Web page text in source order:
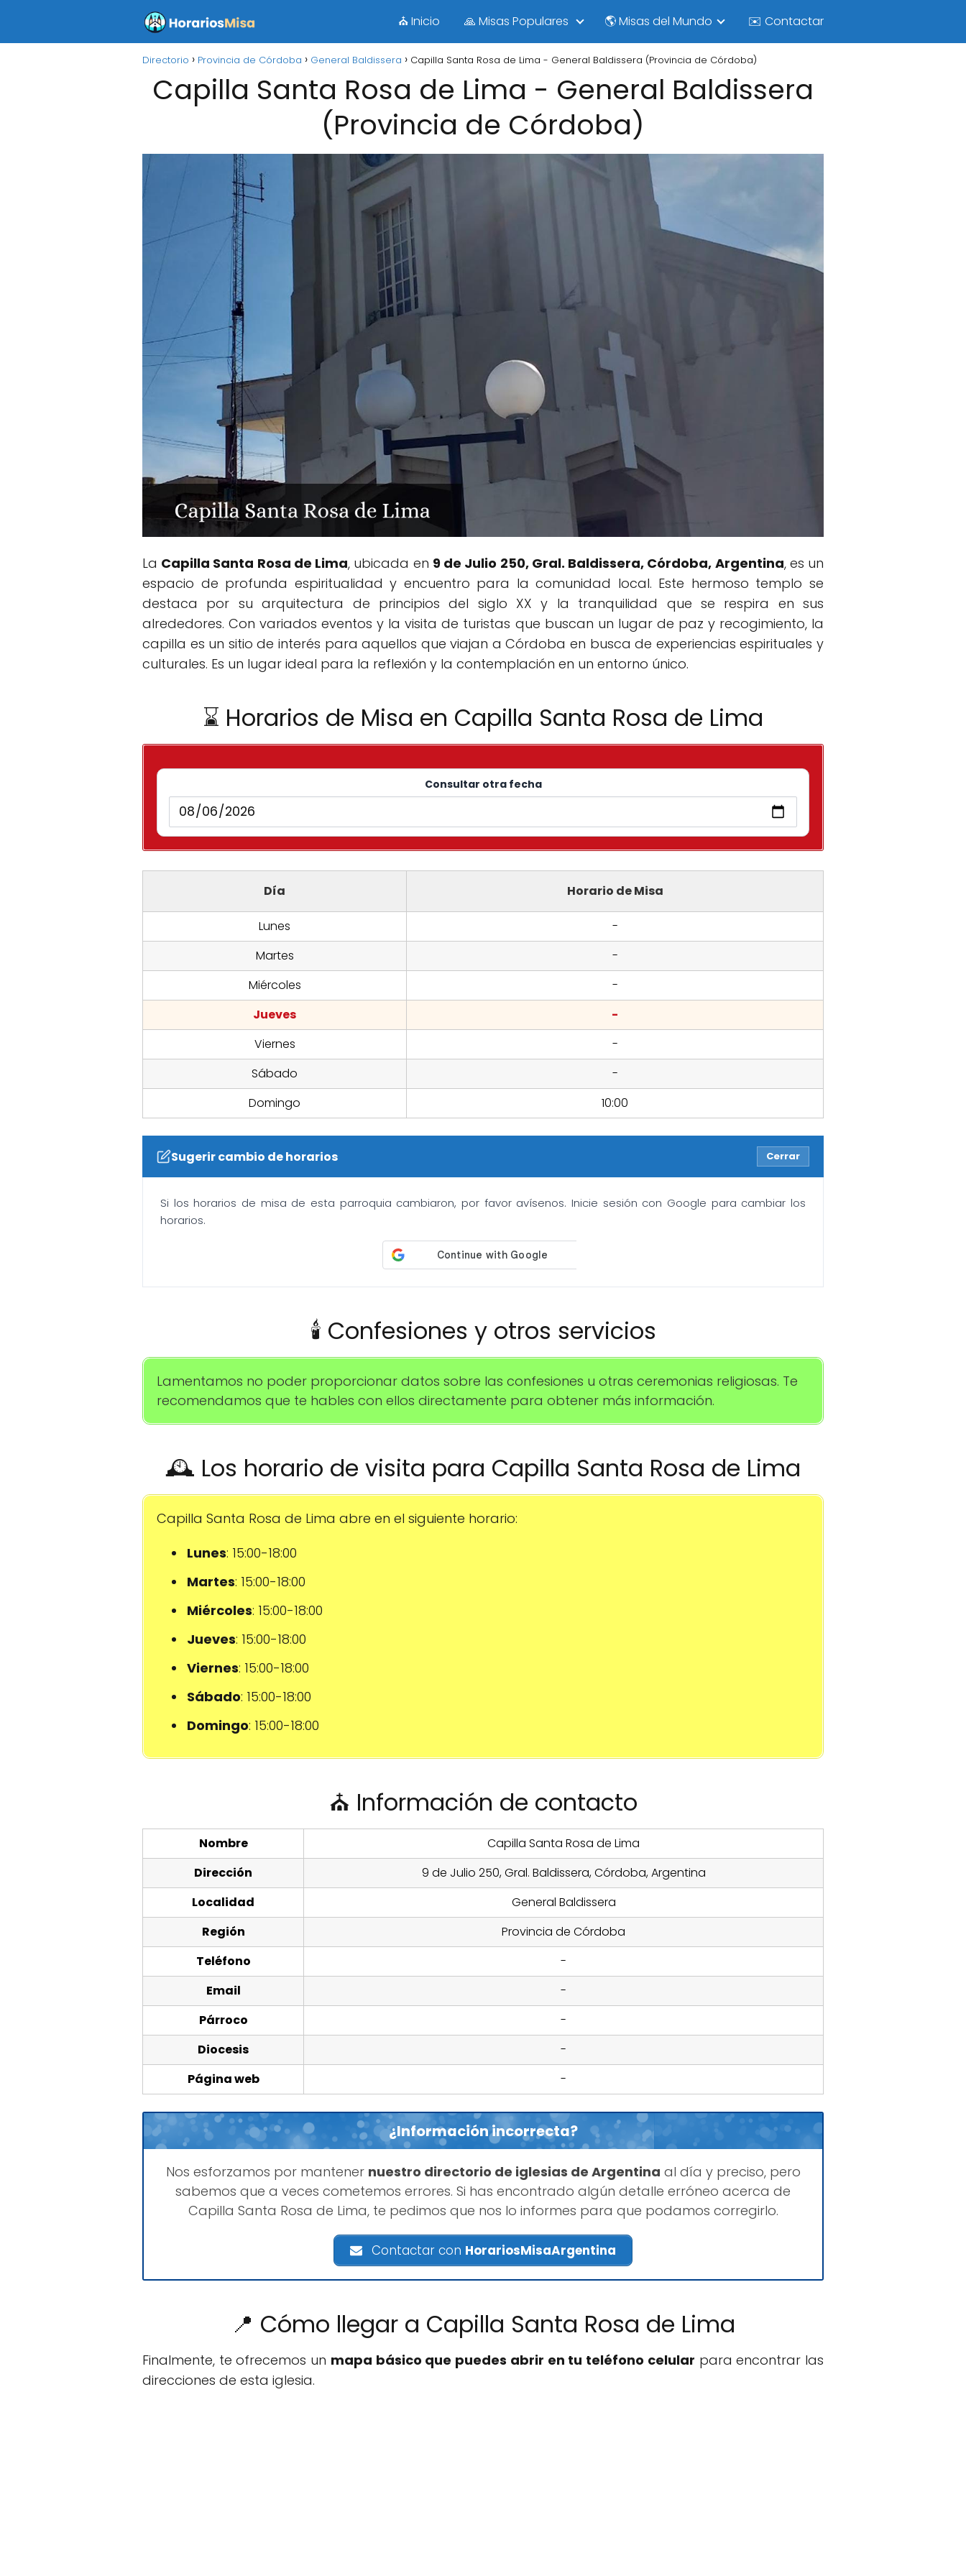
⛪ Inicio 🙏 Misas Populares 🌎 Misas del Mundo ✉️ Contactar
Directorio Provincia de Córdoba General Baldissera Capilla Santa Rosa de Lima - General Baldissera (Provincia de Córdoba)
Capilla Santa Rosa de Lima - General Baldissera
(Provincia de Córdoba)
La Capilla Santa Rosa de Lima, ubicada en 9 de Julio 250, Gral. Baldissera, Córdoba, Argentina, es un
espacio de profunda espiritualidad y encuentro para la comunidad local. Este hermoso templo se
destaca por su arquitectura de principios del siglo XX y la tranquilidad que se respira en sus
alrededores. Con variados eventos y la visita de turistas que buscan un lugar de paz y recogimiento, la
capilla es un sitio de interés para aquellos que viajan a Córdoba en busca de experiencias espirituales y
culturales. Es un lugar ideal para la reflexión y la contemplación en un entorno único.
⌛ Horarios de Misa en Capilla Santa Rosa de Lima
Consultar otra fecha
Día Horario de Misa
Lunes
-
Martes
-
Miércoles
-
Jueves
-
Viernes
-
Sábado
-
Domingo
10:00
Sugerir cambio de horarios Cerrar
Si los horarios de misa de esta parroquia cambiaron, por favor avísenos. Inicie sesión con Google para cambiar los
horarios.
🕯️ Confesiones y otros servicios
Lamentamos no poder proporcionar datos sobre las confesiones u otras ceremonias religiosas. Te
recomendamos que te hables con ellos directamente para obtener más información.
🕰️ Los horario de visita para Capilla Santa Rosa de Lima
Capilla Santa Rosa de Lima abre en el siguiente horario:
Lunes: 15:00-18:00
Martes: 15:00-18:00
Miércoles: 15:00-18:00
Jueves: 15:00-18:00
Viernes: 15:00-18:00
Sábado: 15:00-18:00
Domingo: 15:00-18:00
⛪ Información de contacto
Nombre
Capilla Santa Rosa de Lima
Dirección
9 de Julio 250, Gral. Baldissera, Córdoba, Argentina
Localidad
General Baldissera
Región
Provincia de Córdoba
Teléfono
-
Email
-
Párroco
-
Diocesis
-
Página web
-
¿Información incorrecta?
Nos esforzamos por mantener nuestro directorio de iglesias de Argentina al día y preciso, pero
sabemos que a veces cometemos errores. Si has encontrado algún detalle erróneo acerca de
Capilla Santa Rosa de Lima, te pedimos que nos lo informes para que podamos corregirlo.
Contactar con HorariosMisaArgentina
📍 Cómo llegar a Capilla Santa Rosa de Lima
Finalmente, te ofrecemos un mapa básico que puedes abrir en tu teléfono celular para encontrar las
direcciones de esta iglesia.